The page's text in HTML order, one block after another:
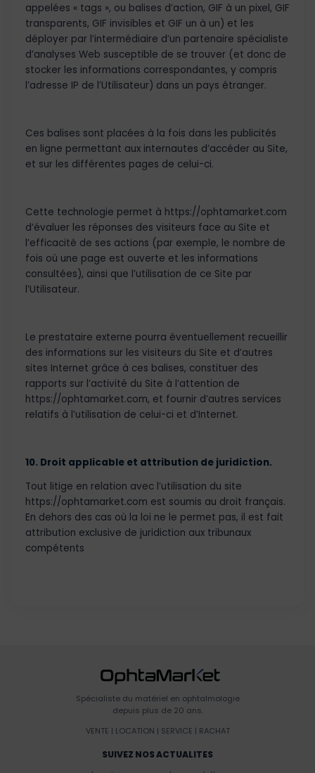
appelées « tags », ou balises d’action, GIF à un pixel, GIF
transparents, GIF invisibles et GIF un à un) et les
déployer par l’intermédiaire d’un partenaire spécialiste
d’analyses Web susceptible de se trouver (et donc de
stocker les informations correspondantes, y compris
l’adresse IP de l’Utilisateur) dans un pays étranger.
Ces balises sont placées à la fois dans les publicités
en ligne permettant aux internautes d’accéder au Site,
et sur les différentes pages de celui-ci.
Cette technologie permet à https://ophtamarket.com
d’évaluer les réponses des visiteurs face au Site et
l’efficacité de ses actions (par exemple, le nombre de
fois où une page est ouverte et les informations
consultées), ainsi que l’utilisation de ce Site par
l’Utilisateur.
Le prestataire externe pourra éventuellement recueillir
des informations sur les visiteurs du Site et d’autres
sites Internet grâce à ces balises, constituer des
rapports sur l’activité du Site à l’attention de
https://ophtamarket.com, et fournir d’autres services
relatifs à l’utilisation de celui-ci et d’Internet.
10. Droit applicable et attribution de juridiction.
Tout litige en relation avec l’utilisation du site
https://ophtamarket.com est soumis au droit français.
En dehors des cas où la loi ne le permet pas, il est fait
attribution exclusive de juridiction aux tribunaux
compétents
Spécialiste du matériel en ophtalmologie
depuis plus de 20 ans.
VENTE | LOCATION | SERVICE | RACHAT
SUIVEZ NOS ACTUALITES